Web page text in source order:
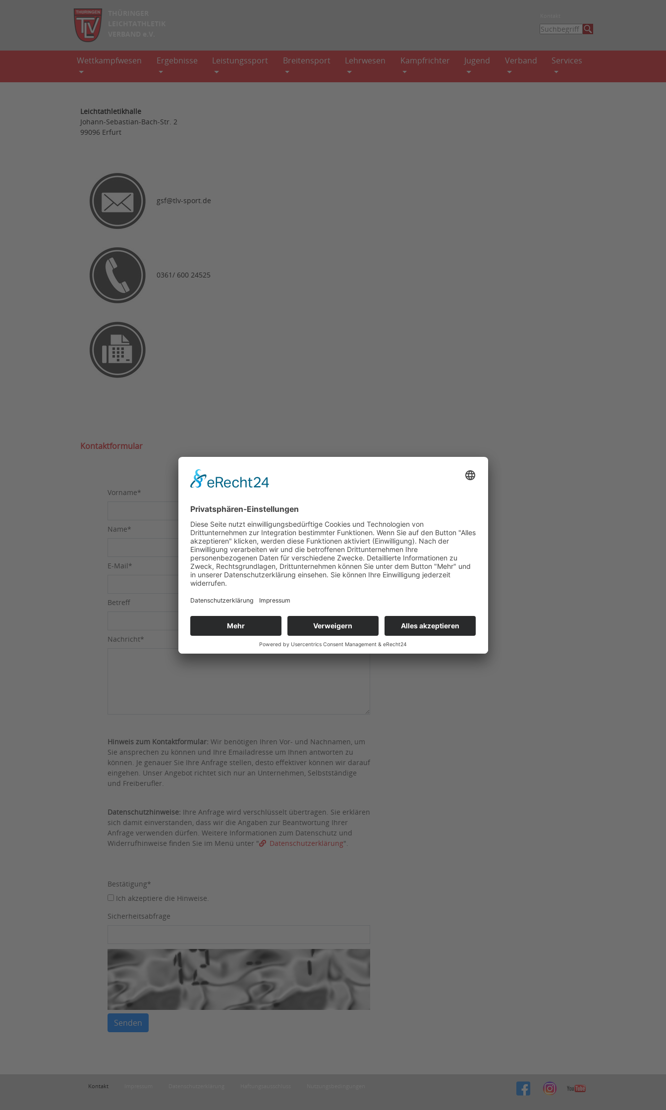
Wettkampfwesen Ergebnisse Leistungssport Breitensport Lehrwesen Kampfrichter Jugend Verband Services
Leichtathletikhalle
Johann-Sebastian-Bach-Str. 2
99096 Erfurt
gsf@tlv-sport.de
0361/ 600 24525
Kontaktformular
Vorname*
Name*
E-Mail*
Betreff
Nachricht*
Hinweis zum Kontaktformular: Wir benötigen Ihren Vor- und Nachnamen, um
Sie ansprechen zu können und Ihre Emailadresse um Ihnen antworten zu
können. Je genauer Sie Ihre Anfrage stellen, desto effektiver können wir darauf
eingehen. Unser Angebot richtet sich nur an Unternehmen, Selbstständige
und Freiberufler.
Datenschutzhinweise: Ihre Anfrage wird verschlüsselt übertragen. Sie erklären
sich damit einverstanden, dass wir die Angaben zur Beantwortung Ihrer
Anfrage verwenden dürfen. Weitere Informationen zum Datenschutz und
Widerrufhinweise finden Sie im Menü unter "
Datenschutzerklärung".
Bestätigung*
Ich akzeptiere die Hinweise.
Sicherheitsabfrage
Kontakt